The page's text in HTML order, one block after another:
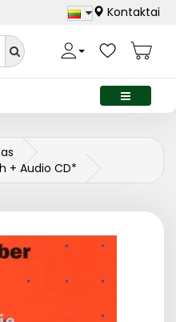
Kontaktai
+ Audio CD*